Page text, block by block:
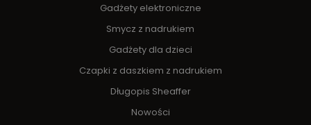
Gadżety elektroniczne
Smycz z nadrukiem
Gadżety dla dzieci
Czapki z daszkiem z nadrukiem
Długopis Sheaffer
Nowości